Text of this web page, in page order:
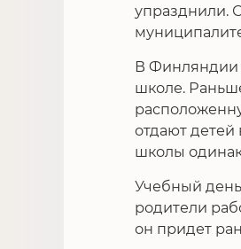
упразднили.
В Финляндии
школе.
отдают
школы
Учебный день
родители
он придет